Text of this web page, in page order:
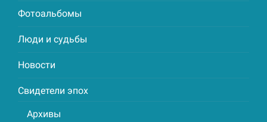
Фотоальбомы
Люди и судьбы
Новости
Свидетели эпох
Архивы